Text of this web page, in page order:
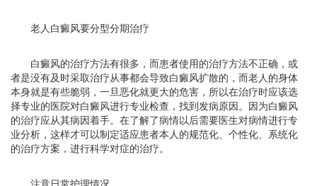
老人白癜风要分型分期治疗
白癜风的治疗方法有很多，而患者使用的治疗方法不正确，或
者是没有及时采取治疗从事都会导致白癜风扩散的，而老人的身体
本身就是有些脆弱，一旦恶化就更大的危害，所以在治疗时应该选
择专业的医院对白癜风进行专业检查，找到发病原因。因为白癜风
的治疗应从其病因着手。在了解了病情以后需要医生对病情进行专
业分析，这样才可以制定适应患者本人的规范化、个性化、系统化
的治疗方案，进行科学对症的治疗。
注意日常护理情况